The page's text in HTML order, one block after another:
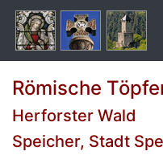
Römische
Herforster Wald
Speicher, Stadt